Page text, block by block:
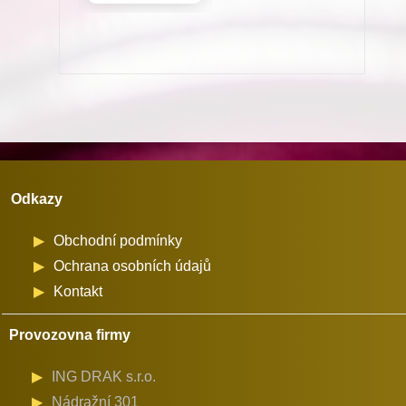
(72711-
Odkazy
Obchodní podmínky
Ochrana osobních údajů
Kontakt
Provozovna firmy
ING DRAK s.r.o.
Nádražní 301